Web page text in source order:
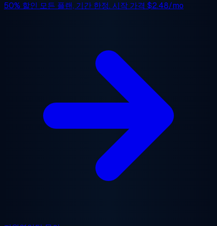
50% 할인 모든 플랜, 기간 한정. 시작 가격 $2.48/mo